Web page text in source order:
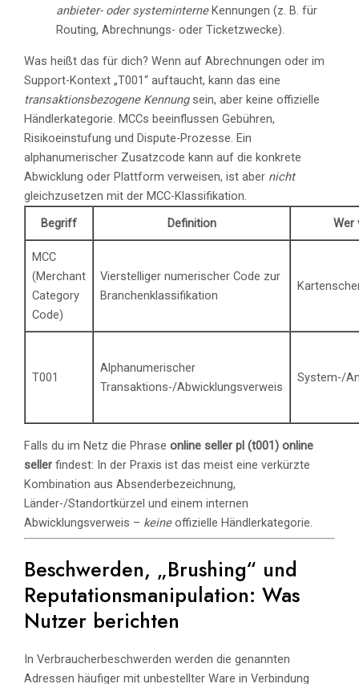
anbieter- oder systeminterneKennungen (z. B. für
Routing, Abrechnungs- oder Ticketzwecke).
Was heißt das für dich? Wenn auf Abrechnungen oder im
Support-Kontext „T001“ auftaucht, kann das eine
transaktionsbezogene Kennungsein, aber keine offizielle
Händlerkategorie. MCCs beeinflussen Gebühren,
Risikoeinstufung und Dispute-Prozesse. Ein
alphanumerischer Zusatzcode kann auf die konkrete
Abwicklung oder Plattform verweisen, ist aber nicht
gleichzusetzen mit der MCC-Klassifikation.
Begriff
Definition Wer
MCC
(Merchant
Category
Code)
Vierstelliger numerischer Code zur
Branchenklassifikation
T001
Alphanumerischer
Transaktions-/Abwicklungsverweis
System-/
Falls du im Netz die Phraseonline seller pl (t001) online
seller findest: In der Praxis ist das meist eine verkürzte
Kombination aus Absenderbezeichnung,
Länder-/Standortkürzel und einem internen
Abwicklungsverweis – keineoffizielle Händlerkategorie.
Beschwerden, „Brushing“ und
Reputationsmanipulation: Was
Nutzer berichten
In Verbraucherbeschwerden werden die genannten
Adressen häufiger mit unbestellter Ware in Verbindung